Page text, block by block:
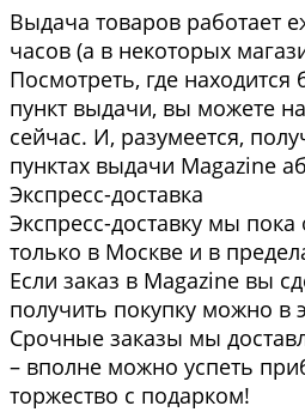
Выдача товаров работает
часов (а в некоторых
Посмотреть, где
пункт выдачи, вы можете
сейчас. И, разумеется,
пунктах выдачи Magazine
Экспресс-доставка
Экспресс-доставку мы
только в Москве и в
Если заказ в Magazine вы
получить покупку можно в
Срочные заказы мы
– вполне можно успеть
торжество с подарком!